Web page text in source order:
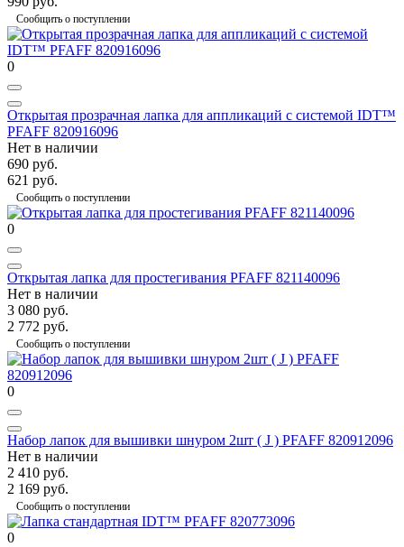
Сообщить о поступлении
0
Открытая прозрачная лапка для аппликаций с системой IDT™
PFAFF 820916096
Нет в наличии
690 руб.
621 руб.
Сообщить о поступлении
0
Открытая лапка для простегивания PFAFF 821140096
Нет в наличии
3 080 руб.
2 772 руб.
Сообщить о поступлении
0
Набор лапок для вышивки шнуром 2шт ( J ) PFAFF 820912096
Нет в наличии
2 410 руб.
2 169 руб.
Сообщить о поступлении
0